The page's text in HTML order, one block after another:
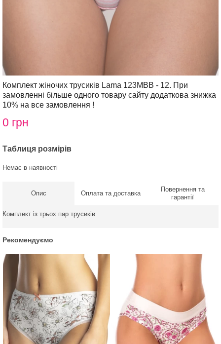
Комплект жіночих трусиків Lama 123MBB - 12. При
замовленні більше одного товару сайту додаткова знижка
10% на все замовлення !
0 грн
Таблиця розмірів
Немає в наявності
Опис Оплата та доставка
Повернення та
гарантії
Комплект із трьох пар трусиків
Рекомендуємо